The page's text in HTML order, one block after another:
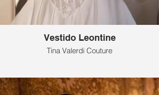
Vestido Leontine
Tina Valerdi Couture